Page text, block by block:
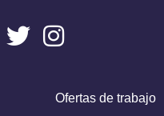
Ofertas de trabajo